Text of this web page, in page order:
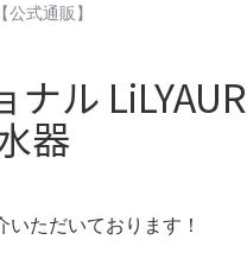
式通販】
ル
器
ただいております！